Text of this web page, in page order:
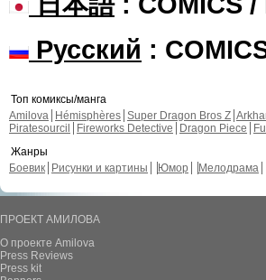
Русский :
Топ комиксы/манга
Amilova
Hémisphères Super Dragon Bros Z
Piratesourcil
Fireworks Detective Dragon Piece
Жанры
Боевик
Рисунки и картины Юмор Мелодрама
ПРОЕКТ АМИЛОВА
О проекте Amilova
Press Reviews
Press kit